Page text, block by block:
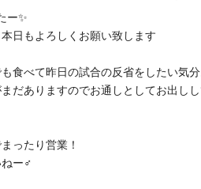
ー✨
日もよろしくお願い致します
食べて昨日の試合の反省をしたい気分
だありますのでお通しとしてお出し
ったり営業！
ー‍♂️